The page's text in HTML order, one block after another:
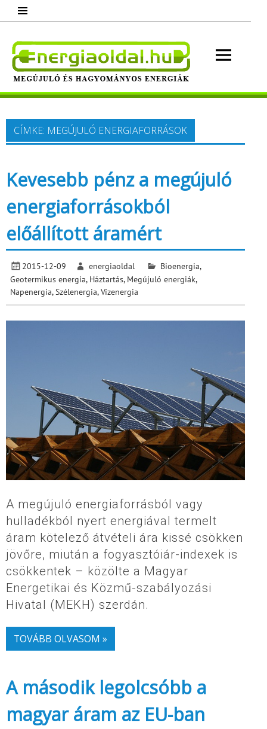
content
Megújuló és hagyományos energiák.
Minden, ami energia!
CÍMKE: MEGÚJULÓ ENERGIAFORRÁSOK
Kevesebb pénz a megújuló
energiaforrásokból
előállított áramért
2015-12-09 energiaoldal Bioenergia,
Geotermikus energia, Háztartás, Megújuló energiák,
Napenergia, Szélenergia,Vízenergia
A megújuló energiaforrásból vagy
hulladékból nyert energiával termelt
áram kötelező átvételi ára kissé csökken
jövőre, miután a fogyasztóiár-indexek is
csökkentek – közölte a Magyar
Energetikai és Közmű-szabályozási
Hivatal (MEKH) szerdán.
TOVÁBB OLVASOM »
A második legolcsóbb a
magyar áram az EU-ban